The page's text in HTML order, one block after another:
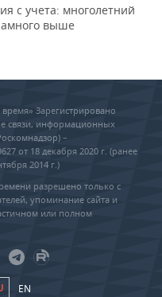
с учета: многолетний
выше
Зарегистрировано
связи, информационных
–
от 18 декабря 2020 г. (ранее
2014 г.)
разрешено только с
упоминание сайта и
или полном
EN